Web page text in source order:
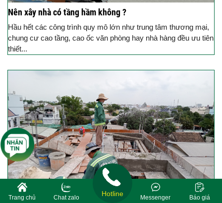
Nên xây nhà có tầng hầm không ?
Hầu hết các công trình quy mô lớn như trung tâm thương mại,
chung cư cao tầng, cao ốc văn phòng hay nhà hàng đều ưu tiên
thiết...
Trang chủ Chat zalo Báo giá
Messenger
Hotline